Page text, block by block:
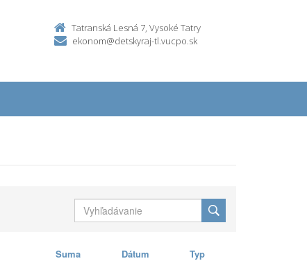
Tatranská Lesná 7, Vysoké Tatry
ekonom@detskyraj-tl.vucpo.sk
Suma Dátum
Typ